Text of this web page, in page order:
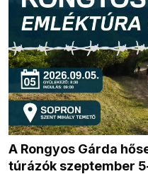
A Rongyos Gárda
túrázók szeptember